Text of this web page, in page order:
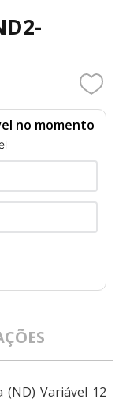
no momento
(ND) Variável 12